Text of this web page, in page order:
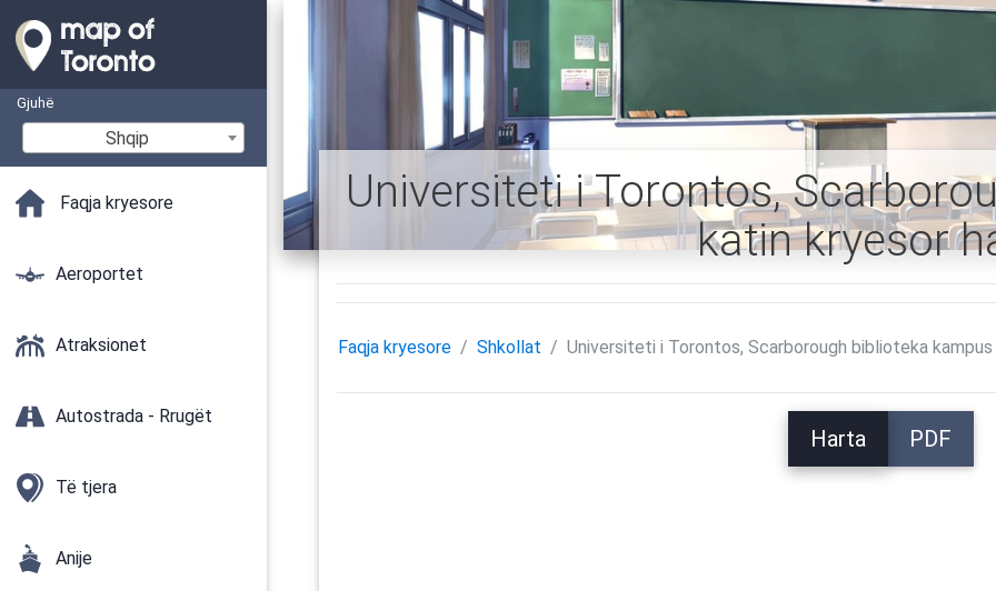
Gjuhë
Shqip
Faqja kryesore
Aeroportet
Atraksionet
Autostrada - Rrugët
Të tjera
Anije
Universiteti i Torontos,
katin kryesor
Faqja kryesore Shkollat Universiteti i Torontos, Scarborough biblioteka
Harta PDF